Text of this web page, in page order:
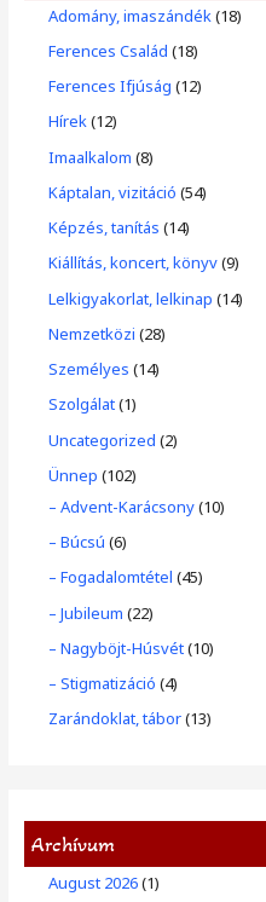
Adomány, imaszándék (18)
Ferences Család (18)
Ferences Ifjúság (12)
Hírek(12)
Imaalkalom (8)
Káptalan, vizitáció (54)
Képzés, tanítás (14)
Kiállítás, koncert, könyv(9)
Lelkigyakorlat, lelkinap (14)
Nemzetközi (28)
Személyes (14)
Szolgálat(1)
Uncategorized (2)
Ünnep (102)
– Advent-Karácsony(10)
– Búcsú (6)
– Fogadalomtétel (45)
– Jubileum (22)
– Nagyböjt-Húsvét(10)
– Stigmatizáció (4)
Zarándoklat, tábor(13)
Archívum
August 2026(1)